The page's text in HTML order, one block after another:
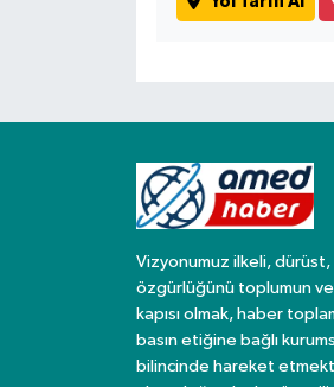
Vizyonumuz ilkeli,
özgürlüğünü toplumun
kapısı olmak, haber
basın etiğine bağlı
bilincinde hareket